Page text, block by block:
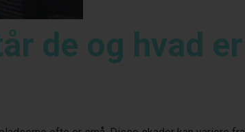
de og hvad er